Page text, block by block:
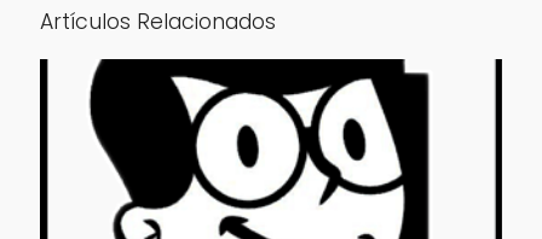
Artículos Relacionados